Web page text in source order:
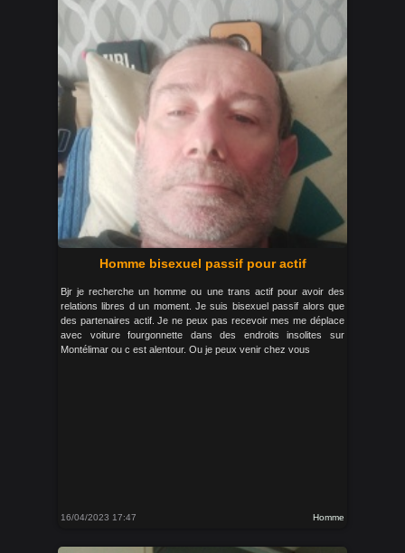
Homme bisexuel passif pour actif
Bjr je recherche un homme ou une trans actif pour avoir des
relations libres d un moment. Je suis bisexuel passif alors que
des partenaires actif. Je ne peux pas recevoir mes me déplace
avec voiture fourgonnette dans des endroits insolites sur
Montélimar ou c est alentour. Ou je peux venir chez vous
16/04/2023 17:47 Homme